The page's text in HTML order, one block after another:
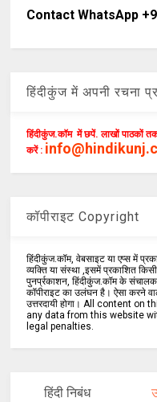
Contact WhatsApp
हिंदीकुंज में अपनी रचना
हिंदीकुंज.कॉम में छपें. लाखों पाठकों
करें :
कॉपीराइट Copyright
हिंदीकुंज.कॉम, वेबसाइट या एप्स में
व्यक्ति या संस्था ,इसमें प्रकाशित
पुनर्प्रकाशन, हिंदीकुंज.कॉम के
कॉपीराइट का उलंघन है। ऐसा करने
उत्तरदायी होगा। All content
any data from this website
legal penalties.
हिंदी निबंध